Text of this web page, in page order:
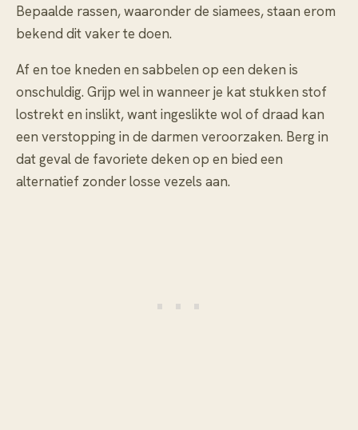
Bepaalde rassen, waaronder de siamees, staan erom
bekend dit vaker te doen.
Af en toe kneden en sabbelen op een deken is
onschuldig. Grijp wel in wanneer je kat stukken stof
lostrekt en inslikt, want ingeslikte wol of draad kan
een verstopping in de darmen veroorzaken. Berg in
dat geval de favoriete deken op en bied een
alternatief zonder losse vezels aan.